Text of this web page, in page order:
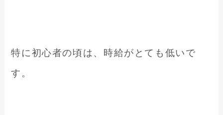
特に初心者の頃は、時給がとても低いで
す。